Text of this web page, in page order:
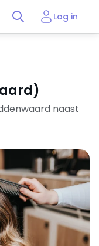
Log in
naast